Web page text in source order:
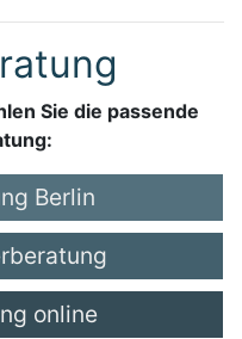
Sie die passende
Berlin
online